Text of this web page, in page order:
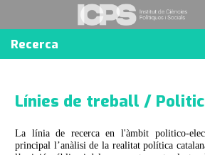
Recerca
Línies de treball /
La línia de recerca en l'àmbit politico-
principal l’anàlisi de la realitat política